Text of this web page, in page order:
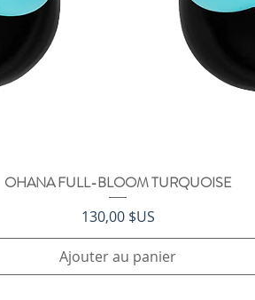
Aperçu rapide
OHANA FULL-BLOOM TURQUOISE
Prix
130,00 $US
Ajouter au panier